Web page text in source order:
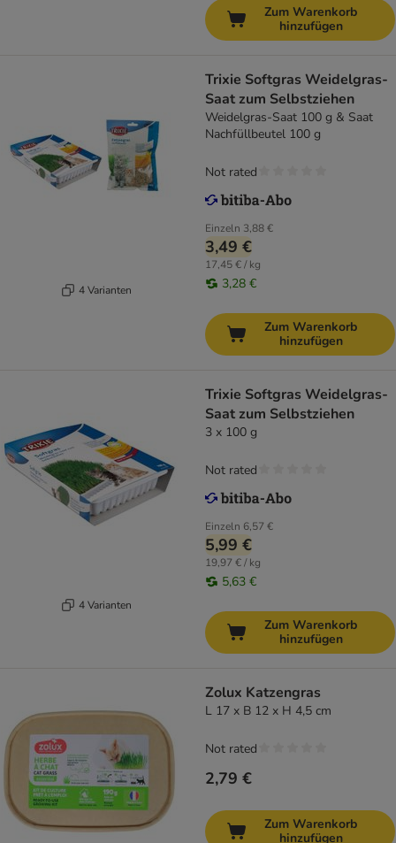
Zum Warenkorb
hinzufügen
4 Varianten
Trixie Softgras Weidelgras-
Saat zum Selbstziehen
Weidelgras-Saat 100 g & Saat
Nachfüllbeutel 100 g
Einzeln 3,88 €
3,49 €
17,45 € / kg
3,28 €
Not rated
Zum Warenkorb
hinzufügen
4 Varianten
Trixie Softgras Weidelgras-
Saat zum Selbstziehen
3 x 100 g
Einzeln 6,57 €
5,99 €
19,97 € / kg
5,63 €
Not rated
Zum Warenkorb
hinzufügen
Zolux Katzengras
L 17 x B 12 x H 4,5 cm
2,79 €
Not rated
Zum Warenkorb
hinzufügen